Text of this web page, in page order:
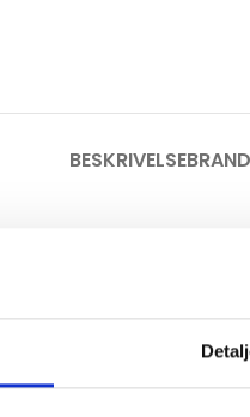
BESKRIVELSEBRAND
derfor vil